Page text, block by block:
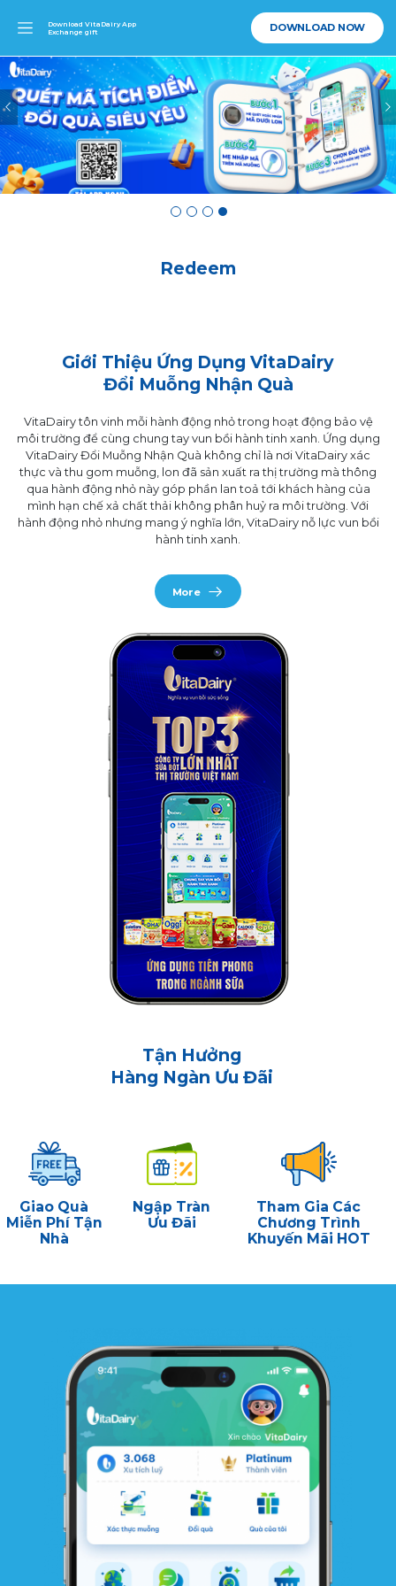
Download VitaDairy App
Exchange gift
DOWNLOAD NOW
Redeem
Giới Thiệu Ứng Dụng VitaDairy
Đổi Muỗng Nhận Quà
VitaDairy tôn vinh mỗi hành động nhỏ trong hoạt động bảo vệ
môi trường để cùng chung tay vun bồi hành tinh xanh. Ứng dụng
VitaDairy Đổi Muỗng Nhận Quà không chỉ là nơi VitaDairy xác
thực và thu gom muỗng, lon đã sản xuất ra thị trường mà thông
qua hành động nhỏ này góp phần lan toả tới khách hàng của
mình hạn chế xả chất thải không phân huỷ ra môi trường. Với
hành động nhỏ nhưng mang ý nghĩa lớn, VitaDairy nỗ lực vun bồi
hành tinh xanh.
More
Tận Hưởng
Hàng Ngàn Ưu Đãi
Giao Quà
Miễn Phí Tận
Nhà
Ngập Tràn
Ưu Đãi
Tham Gia Các
Chương Trình
Khuyến Mãi HOT